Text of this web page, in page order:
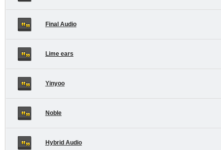
Final Audio
Lime ears
Yinyoo
Noble
Hybrid Audio